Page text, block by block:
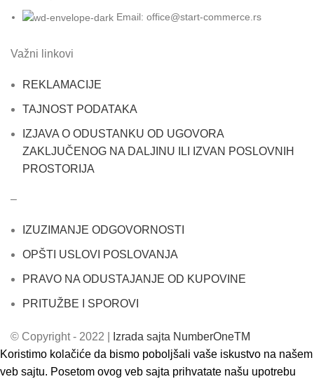
Email: office@start-commerce.rs
Važni linkovi
REKLAMACIJE
TAJNOST PODATAKA
IZJAVA O ODUSTANKU OD UGOVORA
ZAKLJUČENOG NA DALJINU ILI IZVAN POSLOVNIH
PROSTORIJA
–
IZUZIMANJE ODGOVORNOSTI
OPŠTI USLOVI POSLOVANJA
PRAVO NA ODUSTAJANJE OD KUPOVINE
PRITUŽBE I SPOROVI
© Copyright - 2022 |
Izrada sajta NumberOneTM
Koristimo kolačiće da bismo poboljšali vaše iskustvo na našem
veb sajtu. Posetom ovog veb sajta prihvatate našu upotrebu